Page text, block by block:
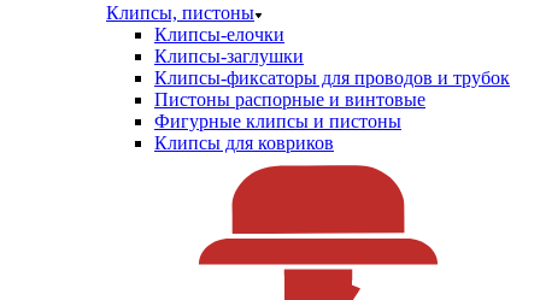
Клипсы, пистоны
Клипсы-елочки
Клипсы-заглушки
Клипсы-фиксаторы для проводов и трубок
Пистоны распорные и винтовые
Фигурные клипсы и пистоны
Клипсы для ковриков